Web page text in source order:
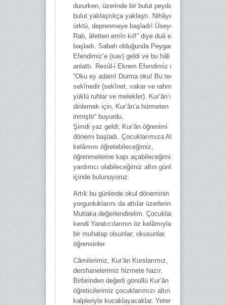
dururken, üzerinde bir bulut peyda oldu,
bulut yaklaştıkça yaklaştı. Nihâyet at
ürktü, deprenmeye başladı! Üseyd: “Yâ
Rab, âfetten emîn kıl!” diye duâ etmeye
başladı. Sabah olduğunda Peygamber
Efendimiz’e (sav) geldi ve bu hâli
anlattı. Resûl-i Ekrem Efendimiz (asm):
“Oku ey adam! Durma oku! Bu tecellî
sekînedir (sekînet, vakar ve rahmet
yüklü ruhlar ve melekler). Kur’ân’ı
dinlemek için, Kur’ân’a hürmeten
inmiştir” buyurdu.
Şimdi yaz geldi; Kur’ân öğrenimi
dönemi başladı. Çocuklarımıza Allah
kelâmını öğretebileceğimiz,
öğrenmelerine kapı açabileceğimiz,
yardımcı olabileceğimiz altın günlerin
içinde bulunuyoruz.
Artık bu günlerde okul döneminin
yorgunluklarını da attılar üzerlerinden.
Mutlaka değerlendirelim. Çocuklarımız,
kendi Yaratıcılarının öz kelâmıyla bire
bir muhatap olsunlar; okusunlar,
öğrensinler.
Câmilerimiz, Kur’ân Kurslarımız,
dershanelerimiz hizmete hazır.
Birbirinden değerli gönüllü Kur’ân
öğreticilerimiz çocuklarımızı altın
kalpleriyle kucaklayacaklar. Yeter ki biz